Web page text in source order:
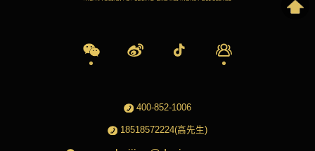
400-852-1006
18518572224(高先生)